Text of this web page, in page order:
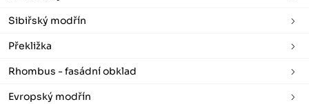
Sibiřský modřín
Překližka
Rhombus - fasádní obklad
Evropský modřín